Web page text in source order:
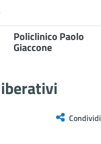
Policlinico Paolo
Giaccone
Condividi